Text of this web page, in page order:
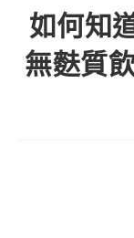
如何知
無麩質